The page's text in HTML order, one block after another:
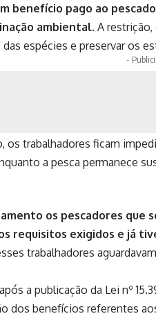
benefício pago ao
ambiental. A
espécies e preservar os
-
os trabalhadores ficam
a pesca permanece
os pescadores
requisitos exigidos e já
trabalhadores
a publicação da Lei nº
dos benefícios referentes